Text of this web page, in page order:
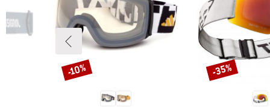
Korting
-10% Korting
-35%